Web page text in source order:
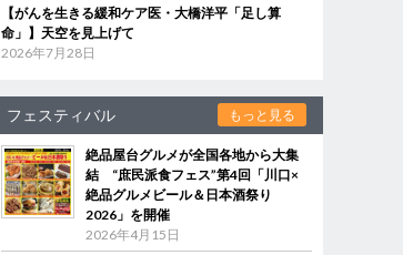
【がんを生きる緩和ケア医・大橋洋平「足し算
命」】天空を見上げて
2026年7月28日
フェスティバル もっと見る
絶品屋台グルメが全国各地から大集
結 “庶民派食フェス”第4回「川口×
絶品グルメビール＆日本酒祭り
2026」を開催
2026年4月15日